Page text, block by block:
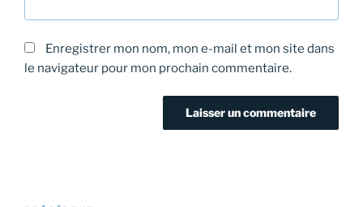
Enregistrer mon nom, mon e-mail et mon site dans
le navigateur pour mon prochain commentaire.
Navigation